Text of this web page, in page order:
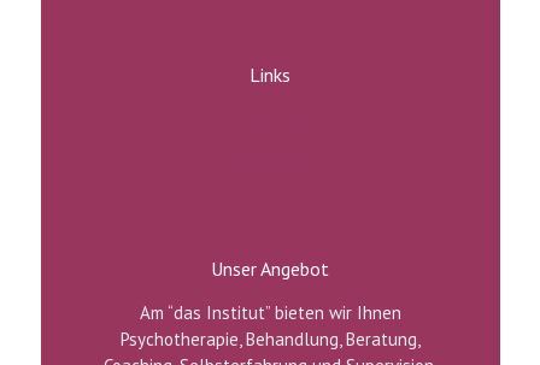
Links
Unser Angebot
Am “das Institut” bieten wir Ihnen
Psychotherapie, Behandlung, Beratung,